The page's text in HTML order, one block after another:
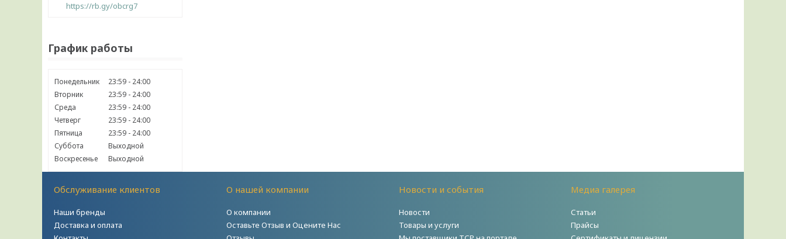
https://rb.gy/obcrg7
График работы
Понедельник 23:59
24:00
Вторник
23:59
24:00
Среда
23:59
24:00
Четверг
23:59
24:00
Пятница
23:59
24:00
Суббота
Выходной
Воскресенье
Выходной
Обслуживание клиентов
Наши бренды
Доставка и оплата
О нашей компании
О компании
Оставьте Отзыв и Оцените Нас
Новости и события
Новости
Товары и услуги
Медиа галерея
Статьи
Прайсы